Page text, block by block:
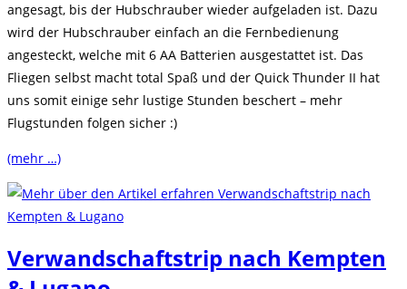
angesagt, bis der Hubschrauber wieder aufgeladen ist. Dazu
wird der Hubschrauber einfach an die Fernbedienung
angesteckt, welche mit 6 AA Batterien ausgestattet ist. Das
Fliegen selbst macht total Spaß und der Quick Thunder II hat
uns somit einige sehr lustige Stunden beschert – mehr
Flugstunden folgen sicher :)
(mehr …)
Verwandschaftstrip nach Kempten